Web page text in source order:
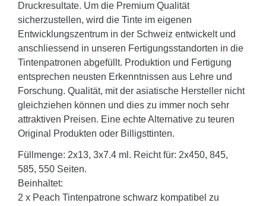
Druckresultate. Um die Premium Qualität
sicherzustellen, wird die Tinte im eigenen
Entwicklungszentrum in der Schweiz entwickelt und
anschliessend in unseren Fertigungsstandorten in die
Tintenpatronen abgefüllt. Produktion und Fertigung
entsprechen neusten Erkenntnissen aus Lehre und
Forschung. Qualität, mit der asiatische Hersteller nicht
gleichziehen können und dies zu immer noch sehr
attraktiven Preisen. Eine echte Alternative zu teuren
Original Produkten oder Billigsttinten.
Füllmenge: 2x13, 3x7.4 ml. Reicht für: 2x450, 845,
585, 550 Seiten.
Beinhaltet:
2 x Peach Tintenpatrone schwarz kompatibel zu